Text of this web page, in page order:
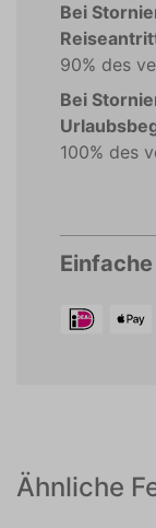
Bei
90% des
Bei
100% des
Ähnliche